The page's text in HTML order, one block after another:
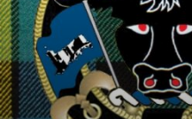
Aller
au
contenu
principal